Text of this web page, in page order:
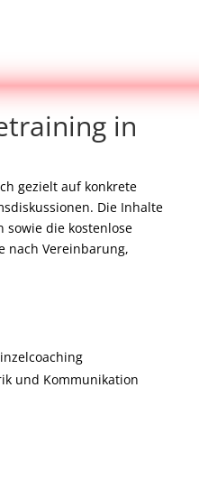
in
gezielt auf konkrete
Die Inhalte
die kostenlose
nach Vereinbarung,
und Kommunikation